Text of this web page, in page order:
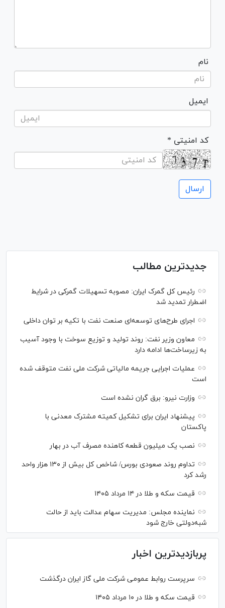
نام
ایمیل
* کد امنیتی
جدیدترین مطالب
رئیس کل گمرک ایران: مصوبه تسهیلات گمرکی در شرایط
اضطرار تمدید شد
اجرای طرح‌های توسعه‌ای صنعت نفت با تکیه بر توان داخلی
معاون وزیر نفت: روند تولید و توزیع سوخت با وجود آسیب
به زیرساخت‌ها ادامه دارد
عملیات اجرایی جریمه مالیاتی شرکت ملی نفت متوقف شده
است
وزارت نیرو: برق گران نشده است
پیشنهاد ایران برای تشکیل کمیته مشترک معدنی با
پاکستان
نصب یک میلیون قطعه کاهنده مصرف آب در بهار
تداوم روند صعودی بورس/ شاخص کل بیش از ۱۳۰ هزار واحد
رشد کرد
قیمت سکه و طلا در ۱۴ مرداد ۱۴۰۵
نماینده مجلس: مدیریت سهام عدالت باید از حالت
شبه‌دولتی خارج شود
پربازدیدترین اخبار
سرپرست روابط عمومی شرکت ملی گاز ایران درگذشت
قیمت سکه و طلا در ۱۰ مرداد ۱۴۰۵